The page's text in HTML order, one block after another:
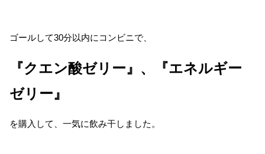
ゴールして30分以内にコンビニで、
『クエン酸ゼリー』、『エネルギー
ゼリー』
を購入して、一気に飲み干しました。